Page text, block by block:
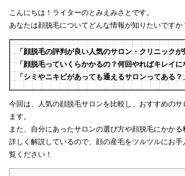
こんにちは！ライターのとみえみさとです。
あなたは顔脱毛についてどんな情報が知りたいですか
「顔脱毛の評判が良い人気のサロン・クリニックが
「顔脱毛っていくらかかるの？何回やればキレイに
「シミやニキビがあっても通えるサロンってある？
今回は、人気の顔脱毛サロンを比較し、おすすめのサ
ます。
また、自分にあったサロンの選び方や顔脱毛にかかる
詳しく解説しているので、顔の産毛をツルツルにお
覧ください！